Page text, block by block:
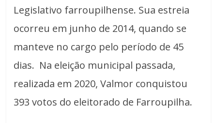
Legislativo farroupilhense. Sua estreia
ocorreu em junho de 2014, quando se
manteve no cargo pelo período de 45
dias. Na eleição municipal passada,
realizada em 2020, Valmor conquistou
393 votos do eleitorado de Farroupilha.